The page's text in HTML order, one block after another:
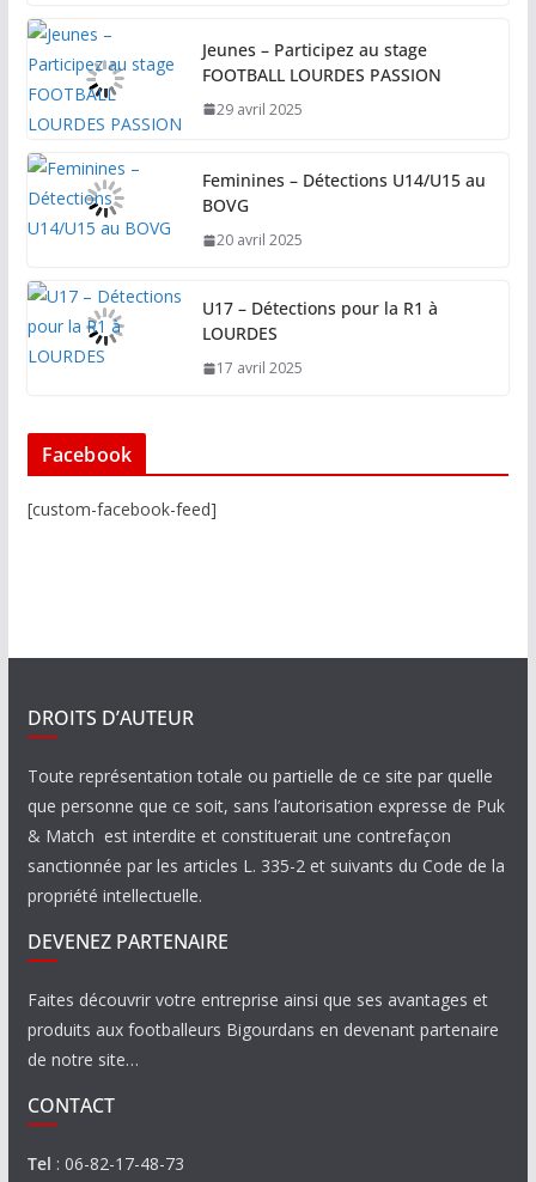
Jeunes – Participez au stage
FOOTBALL LOURDES PASSION
29 avril 2025
Feminines – Détections U14/U15 au
BOVG
20 avril 2025
U17 – Détections pour la R1 à
LOURDES
17 avril 2025
Facebook
[custom-facebook-feed]
DROITS D’AUTEUR
Toute représentation totale ou partielle de ce site par quelle
que personne que ce soit, sans l’autorisation expresse de Puk
& Match est interdite et constituerait une contrefaçon
sanctionnée par les articles L. 335-2 et suivants du Code de la
propriété intellectuelle.
DEVENEZ PARTENAIRE
Faites découvrir votre entreprise ainsi que ses avantages et
produits aux footballeurs Bigourdans en devenant partenaire
de notre site…
CONTACT
Tel : 06-82-17-48-73